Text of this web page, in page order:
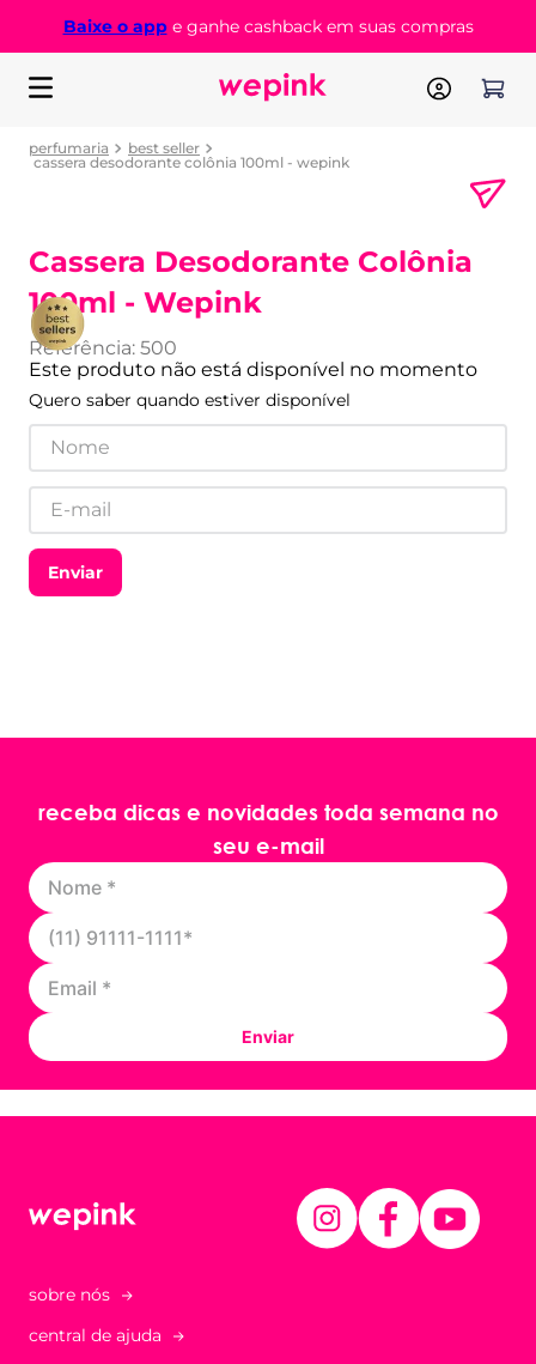
Baixe o appe ganhe cashback em suas compras
perfumaria
best seller
cassera desodorante colônia 100ml - wepink
Cassera Desodorante Colônia
100ml - Wepink
Referência: 500
Este produto não está disponível no momento
Quero saber quando estiver disponível
Enviar
receba dicas e novidades toda semana no
seu e-mail
Enviar
sobre nós
central de ajuda